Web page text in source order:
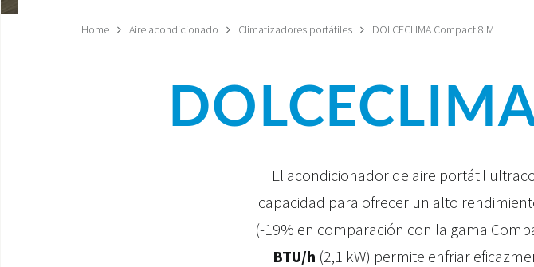
Home Aire acondicionado Climatizadores portátiles DOLCECLIMA Compact 8 M
El acondicionador de aire portátil
capacidad para ofrecer un alto
(-19% en comparación con la gama
BTU/h (2,1 kW) permite enfriar